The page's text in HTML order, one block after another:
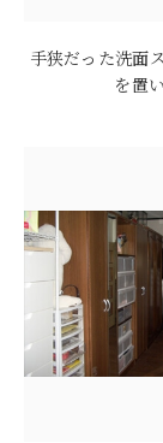
手狭だった洗面
を置